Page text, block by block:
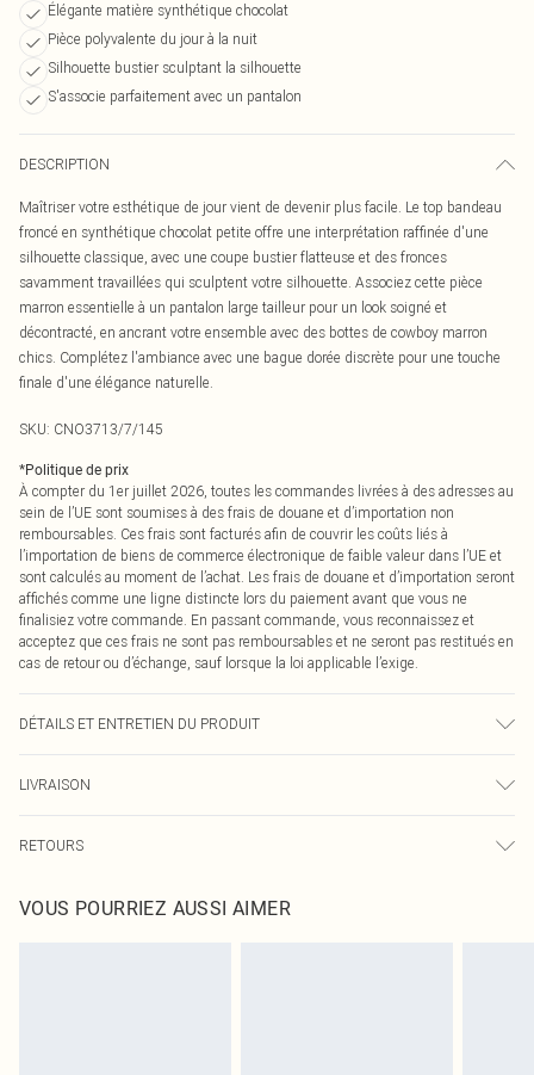
Élégante matière synthétique chocolat
Pièce polyvalente du jour à la nuit
Silhouette bustier sculptant la silhouette
S'associe parfaitement avec un pantalon
DESCRIPTION
Maîtriser votre esthétique de jour vient de devenir plus facile. Le top bandeau
froncé en synthétique chocolat petite offre une interprétation raffinée d'une
silhouette classique, avec une coupe bustier flatteuse et des fronces
savamment travaillées qui sculptent votre silhouette. Associez cette pièce
marron essentielle à un pantalon large tailleur pour un look soigné et
décontracté, en ancrant votre ensemble avec des bottes de cowboy marron
chics. Complétez l'ambiance avec une bague dorée discrète pour une touche
finale d'une élégance naturelle.
SKU: CNO3713/7/145
*Politique de prix
À compter du 1er juillet 2026, toutes les commandes livrées à des adresses au
sein de l’UE sont soumises à des frais de douane et d’importation non
remboursables. Ces frais sont facturés afin de couvrir les coûts liés à
l’importation de biens de commerce électronique de faible valeur dans l’UE et
sont calculés au moment de l’achat. Les frais de douane et d’importation seront
affichés comme une ligne distincte lors du paiement avant que vous ne
finalisiez votre commande. En passant commande, vous reconnaissez et
acceptez que ces frais ne sont pas remboursables et ne seront pas restitués en
cas de retour ou d’échange, sauf lorsque la loi applicable l’exige.
DÉTAILS ET ENTRETIEN DU PRODUIT
noter : en raison du tissu utilisé, la couleur peut déteindre.
LIVRAISON
Livraison express France
Jusqu'à 2-3 jours ouvrables
RETOURS
pour nous retourner un article.
VOUS POURRIEZ AUSSI AIMER